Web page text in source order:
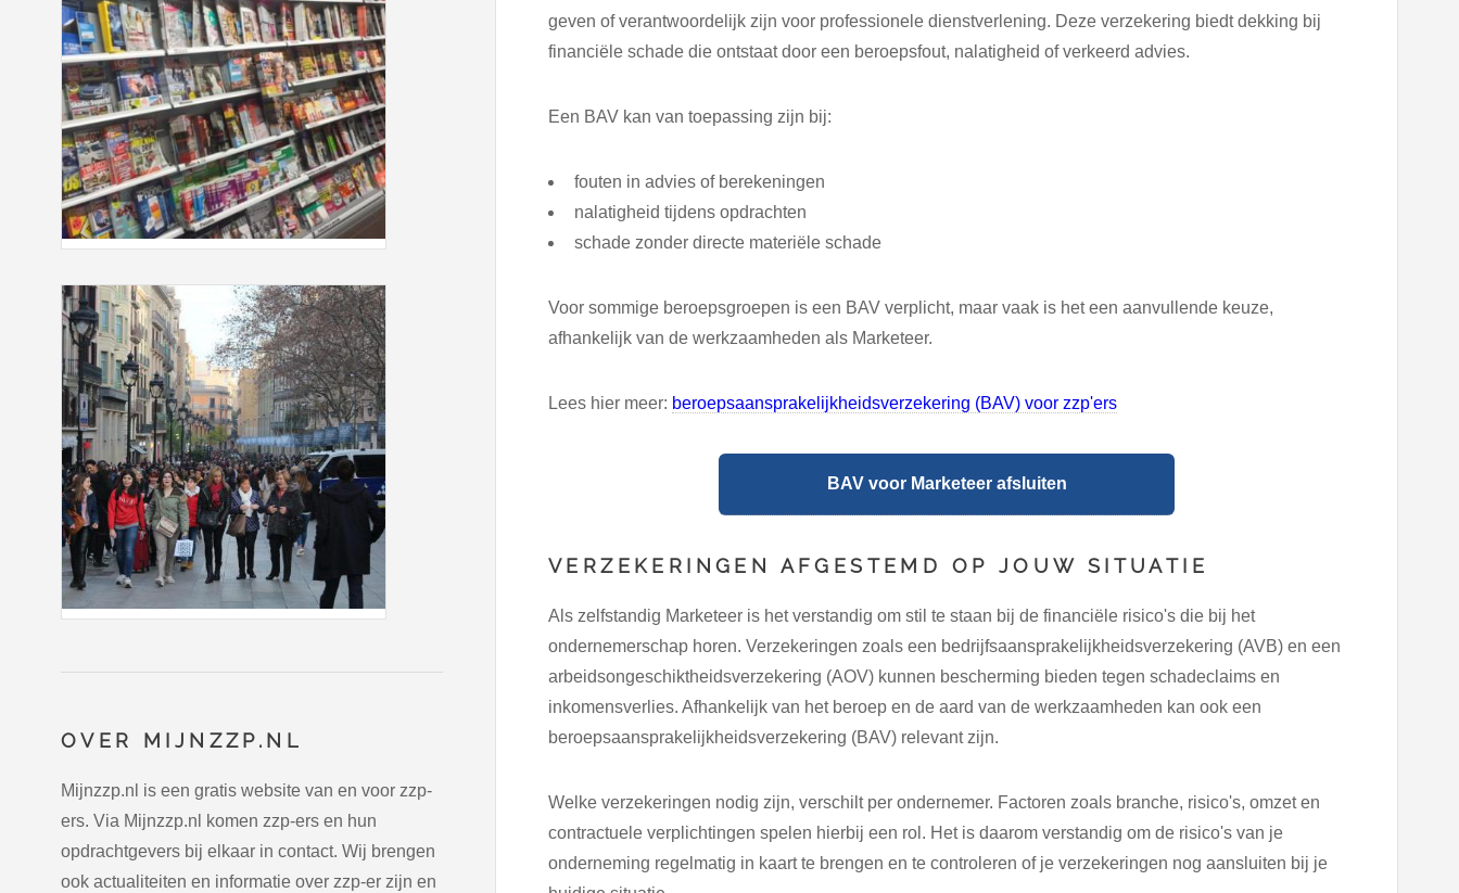
OVER MIJNZZP.NL
Mijnzzp.nl is een gratis website van en voor zzp-
ers. Via Mijnzzp.nl komen zzp-ers en hun
opdrachtgevers bij elkaar in contact. Wij brengen
ook actualiteiten en informatie over zzp-er zijn en
geven of verantwoordelijk zijn voor professionele dienstverlening. Deze verzekering biedt dekking bij
financiële schade die ontstaat door een beroepsfout, nalatigheid of verkeerd advies.
Een BAV kan van toepassing zijn bij:
fouten in advies of berekeningen
nalatigheid tijdens opdrachten
schade zonder directe materiële schade
Voor sommige beroepsgroepen is een BAV verplicht, maar vaak is het een aanvullende keuze,
afhankelijk van de werkzaamheden als Marketeer.
Lees hier meer: beroepsaansprakelijkheidsverzekering (BAV) voor zzp'ers
BAV voor Marketeer afsluiten
VERZEKERINGEN AFGESTEMD OP JOUW SITUATIE
Als zelfstandig Marketeer is het verstandig om stil te staan bij de financiële risico's die bij het
ondernemerschap horen. Verzekeringen zoals een bedrijfsaansprakelijkheidsverzekering (AVB) en een
arbeidsongeschiktheidsverzekering (AOV) kunnen bescherming bieden tegen schadeclaims en
inkomensverlies. Afhankelijk van het beroep en de aard van de werkzaamheden kan ook een
beroepsaansprakelijkheidsverzekering (BAV) relevant zijn.
Welke verzekeringen nodig zijn, verschilt per ondernemer. Factoren zoals branche, risico's, omzet en
contractuele verplichtingen spelen hierbij een rol. Het is daarom verstandig om de risico's van je
onderneming regelmatig in kaart te brengen en te controleren of je verzekeringen nog aansluiten bij je